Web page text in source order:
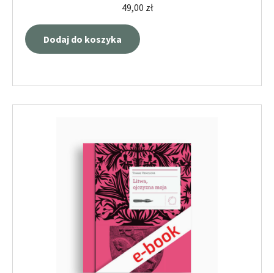
49,00 zł
Dodaj do koszyka